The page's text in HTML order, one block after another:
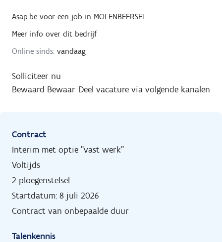
Asap.be voor een job in MOLENBEERSEL
Meer info over dit bedrijf
Online sinds: vandaag
Solliciteer nu
Bewaard Bewaar Deel vacature via volgende kanalen
Contract
Interim met optie "vast werk"
Voltijds
2-ploegenstelsel
Startdatum: 8 juli 2026
Contract van onbepaalde duur
Talenkennis